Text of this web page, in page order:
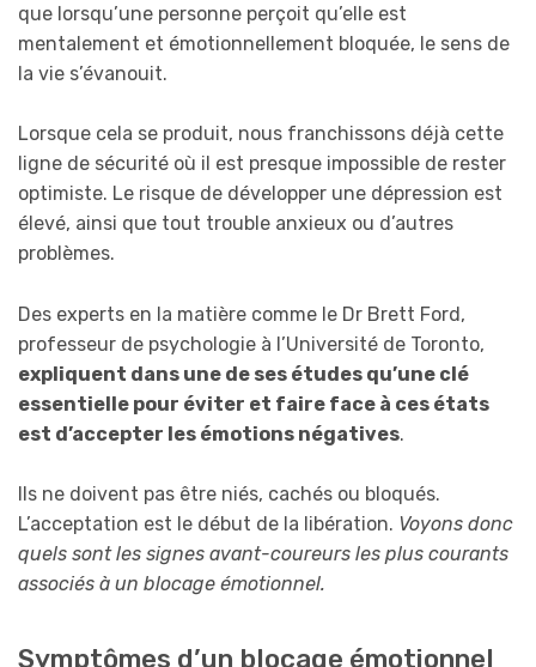
que lorsqu’une personne perçoit qu’elle est
mentalement et émotionnellement bloquée, le sens de
la vie s’évanouit.
Lorsque cela se produit, nous franchissons déjà cette
ligne de sécurité où il est presque impossible de rester
optimiste. Le risque de développer une dépression est
élevé, ainsi que tout trouble anxieux ou d’autres
problèmes.
Des experts en la matière comme le Dr Brett Ford,
professeur de psychologie à l’Université de Toronto,
expliquent dans une de ses études qu’une clé
essentielle pour éviter et faire face à ces états
est d’accepter les émotions négatives.
Ils ne doivent pas être niés, cachés ou bloqués.
L’acceptation est le début de la libération. Voyons donc
quels sont les signes avant-coureurs les plus courants
associés à un blocage émotionnel.
Symptômes d’un blocage émotionnel